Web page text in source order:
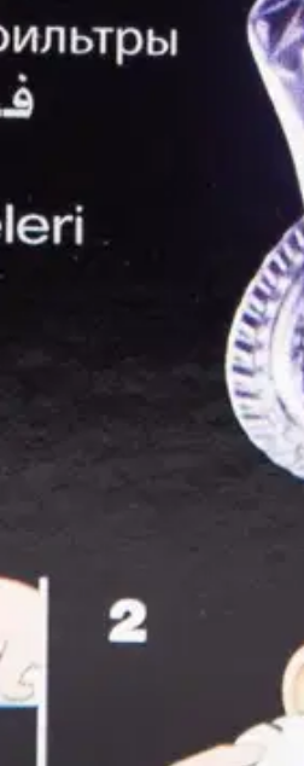
Niitä voivat kirjoittaa asiakkaat,
tai niitä voisi muuten parantaa,